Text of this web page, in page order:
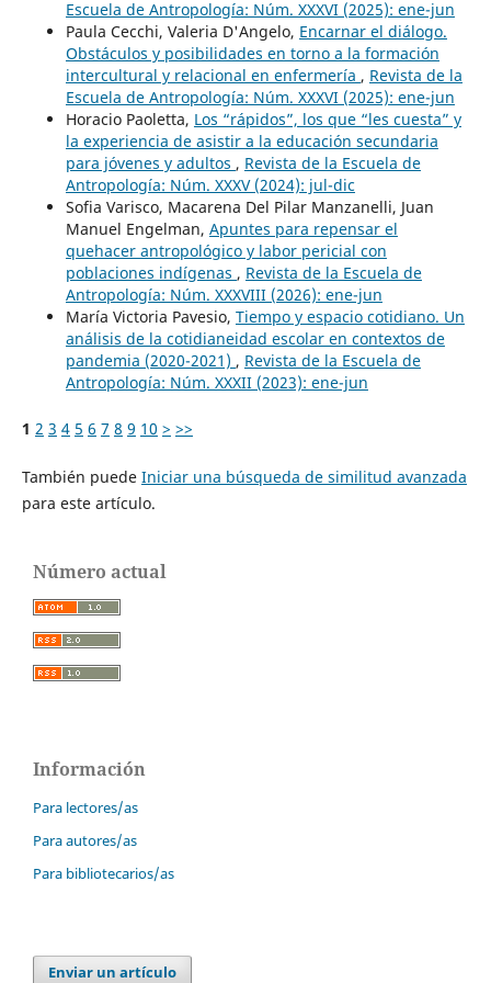
Escuela de Antropología: Núm. XXXVI (2025): ene-jun
Paula Cecchi, Valeria D'Angelo, Encarnar el diálogo.
Obstáculos y posibilidades en torno a la formación
intercultural y relacional en enfermería , Revista de la
Escuela de Antropología: Núm. XXXVI (2025): ene-jun
Horacio Paoletta, Los “rápidos”, los que “les cuesta” y
la experiencia de asistir a la educación secundaria
para jóvenes y adultos , Revista de la Escuela de
Antropología: Núm. XXXV (2024): jul-dic
Sofia Varisco, Macarena Del Pilar Manzanelli, Juan
Manuel Engelman, Apuntes para repensar el
quehacer antropológico y labor pericial con
poblaciones indígenas , Revista de la Escuela de
Antropología: Núm. XXXVIII (2026): ene-jun
María Victoria Pavesio, Tiempo y espacio cotidiano. Un
análisis de la cotidianeidad escolar en contextos de
pandemia (2020-2021) , Revista de la Escuela de
Antropología: Núm. XXXII (2023): ene-jun
1 2 3 4 5 6 7 8 9 10 > >>
También puede Iniciar una búsqueda de similitud avanzada
para este artículo.
Número actual
Información
Para lectores/as
Para autores/as
Para bibliotecarios/as
Enviar un artículo